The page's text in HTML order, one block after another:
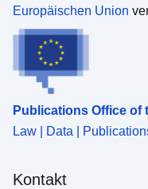
Europäischen Union
Publications Office of
Law | Data |
Kontakt